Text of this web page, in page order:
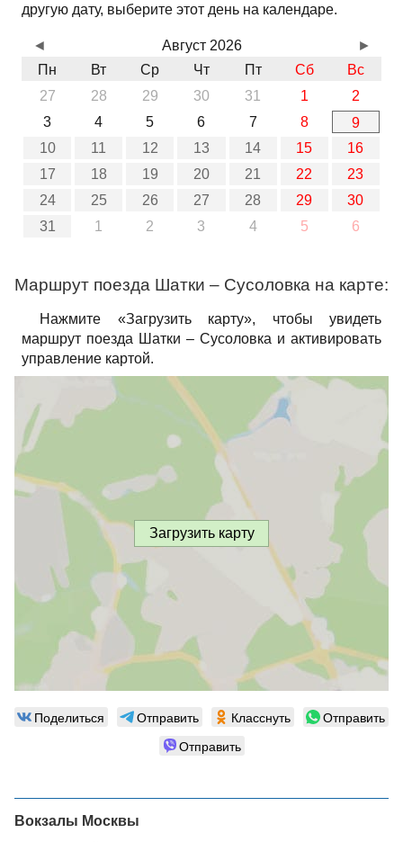
другую дату, выберите этот день на календаре.
Август 2026
Пн
Вт Ср Чт Пт Сб
Вс
27
28 29 30 31 1
2
3
4 5 6 7 8
9
10
11 12 13 14 15
16
17
18 19 20 21 22
23
24
25 26 27 28 29
30
31
1 2 3 4 5 6
◄ ►
Маршрут поезда Шатки – Сусоловка на карте:
Нажмите «Загрузить карту», чтобы увидеть
маршрут поезда Шатки – Сусоловка и активировать
управление картой.
Загрузить карту
Поделиться Отправить Класснуть
Отправить
Отправить
Вокзалы Москвы